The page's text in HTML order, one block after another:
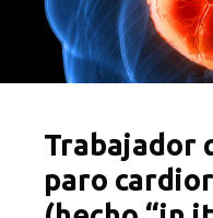
Trabajador
paro